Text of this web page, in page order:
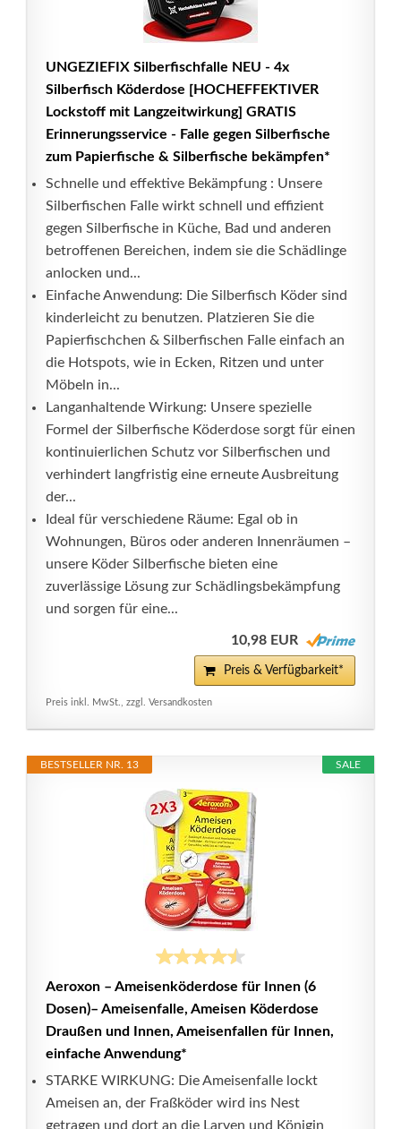
UNGEZIEFIX Silberfischfalle NEU - 4x
Silberfisch Köderdose [HOCHEFFEKTIVER
Lockstoff mit Langzeitwirkung] GRATIS
Erinnerungsservice - Falle gegen Silberfische
zum Papierfische & Silberfische bekämpfen*
Schnelle und effektive Bekämpfung : Unsere
Silberfischen Falle wirkt schnell und effizient
gegen Silberfische in Küche, Bad und anderen
betroffenen Bereichen, indem sie die Schädlinge
anlocken und...
Einfache Anwendung: Die Silberfisch Köder sind
kinderleicht zu benutzen. Platzieren Sie die
Papierfischchen & Silberfischen Falle einfach an
die Hotspots, wie in Ecken, Ritzen und unter
Möbeln in...
Langanhaltende Wirkung: Unsere spezielle
Formel der Silberfische Köderdose sorgt für einen
kontinuierlichen Schutz vor Silberfischen und
verhindert langfristig eine erneute Ausbreitung
der...
Ideal für verschiedene Räume: Egal ob in
Wohnungen, Büros oder anderen Innenräumen –
unsere Köder Silberfische bieten eine
zuverlässige Lösung zur Schädlingsbekämpfung
und sorgen für eine...
10,98 EUR
Preis & Verfügbarkeit*
Preis inkl. MwSt., zzgl. Versandkosten
SALE
BESTSELLER NR. 13
Aeroxon – Ameisenköderdose für Innen (6
Dosen)– Ameisenfalle, Ameisen Köderdose
Draußen und Innen, Ameisenfallen für Innen,
einfache Anwendung*
STARKE WIRKUNG: Die Ameisenfalle lockt
Ameisen an, der Fraßköder wird ins Nest
getragen und dort an die Larven und Königin